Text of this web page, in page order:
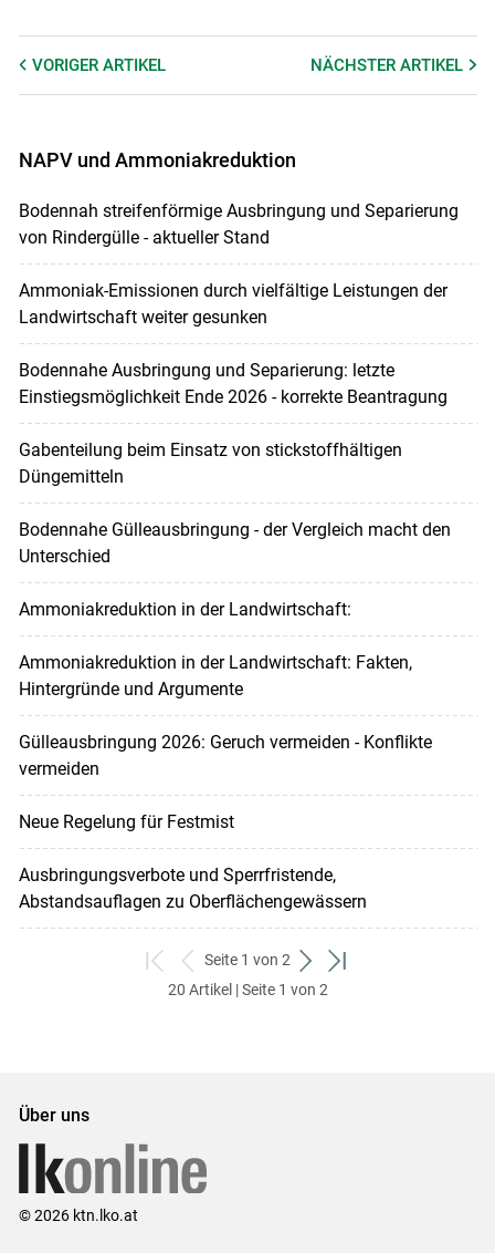
VORIGER ARTIKEL NÄCHSTERARTIKEL
NAPV und Ammoniakreduktion
Bodennah streifenförmige Ausbringung und Separierung
von Rindergülle - aktueller Stand
Ammoniak-Emissionen durch vielfältige Leistungen der
Landwirtschaft weiter gesunken
Bodennahe Ausbringung und Separierung: letzte
Einstiegsmöglichkeit Ende 2026 - korrekte Beantragung
Gabenteilung beim Einsatz von stickstoffhältigen
Düngemitteln
Bodennahe Gülleausbringung - der Vergleich macht den
Unterschied
Ammoniakreduktion in der Landwirtschaft:
Ammoniakreduktion in der Landwirtschaft: Fakten,
Hintergründe und Argumente
Gülleausbringung 2026: Geruch vermeiden - Konflikte
vermeiden
Neue Regelung für Festmist
Ausbringungsverbote und Sperrfristende,
Abstandsauflagen zu Oberflächengewässern
zum
ersten
zurück
zum
Seite 1 von 2
weiter
zum
zum
20 Artikel | Seite 1 von 2
Über uns
© 2026 ktn.lko.at